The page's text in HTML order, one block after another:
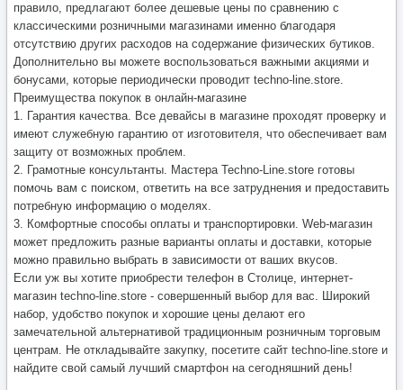
правило, предлагают более дешевые цены по сравнению с
классическими розничными магазинами именно благодаря
отсутствию других расходов на содержание физических бутиков.
Дополнительно вы можете воспользоваться важными акциями и
бонусами, которые периодически проводит techno-line.store.
Преимущества покупок в онлайн-магазине
1. Гарантия качества. Все девайсы в магазине проходят проверку и
имеют служебную гарантию от изготовителя, что обеспечивает вам
защиту от возможных проблем.
2. Грамотные консультанты. Мастера Techno-Line.store готовы
помочь вам с поиском, ответить на все затруднения и предоставить
потребную информацию о моделях.
3. Комфортные способы оплаты и транспортировки. Web-магазин
может предложить разные варианты оплаты и доставки, которые
можно правильно выбрать в зависимости от ваших вкусов.
Если уж вы хотите приобрести телефон в Столице, интернет-
магазин techno-line.store - совершенный выбор для вас. Широкий
набор, удобство покупок и хорошие цены делают его
замечательной альтернативой традиционным розничным торговым
центрам. Не откладывайте закупку, посетите сайт techno-line.store и
найдите свой самый лучший смартфон на сегодняшний день!